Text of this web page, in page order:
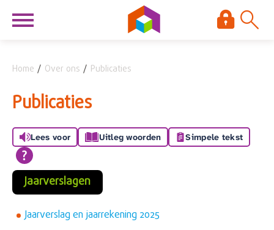
Naar hoofdinhoud
Naar hoofdnavigatiemenu
Naar zoeken
Naar de homepage
Ga naar Hoofd
Home Over ons Publicaties
Publicaties
Lees voor Uitleg woorden Simpele tekst
Jaarverslagen
Jaarverslag en jaarrekening 2025